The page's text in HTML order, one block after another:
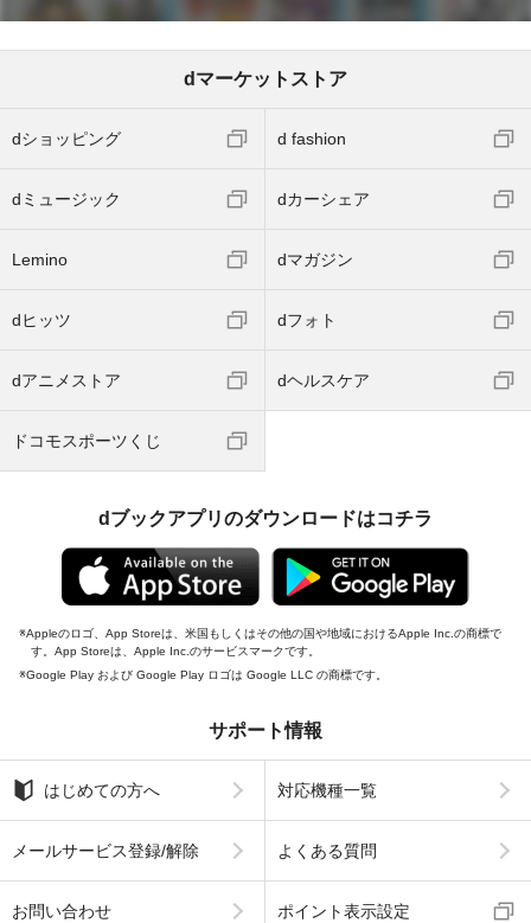
dマーケットストア
dショッピング d fashion
dミュージック dカーシェア
Lemino dマガジン
dヒッツ dフォト
dアニメストア dヘルスケア
ドコモスポーツくじ
dブックアプリのダウンロードはコチラ
Appleのロゴ、App Storeは、米国もしくはその他の国や地域におけるApple Inc.の商標で
す。App Storeは、Apple Inc.のサービスマークです。
Google Play および Google Play ロゴは Google LLC の商標です。
サポート情報
はじめての方へ 対応機種一覧
メールサービス登録/解除 よくある質問
お問い合わせ ポイント表示設定